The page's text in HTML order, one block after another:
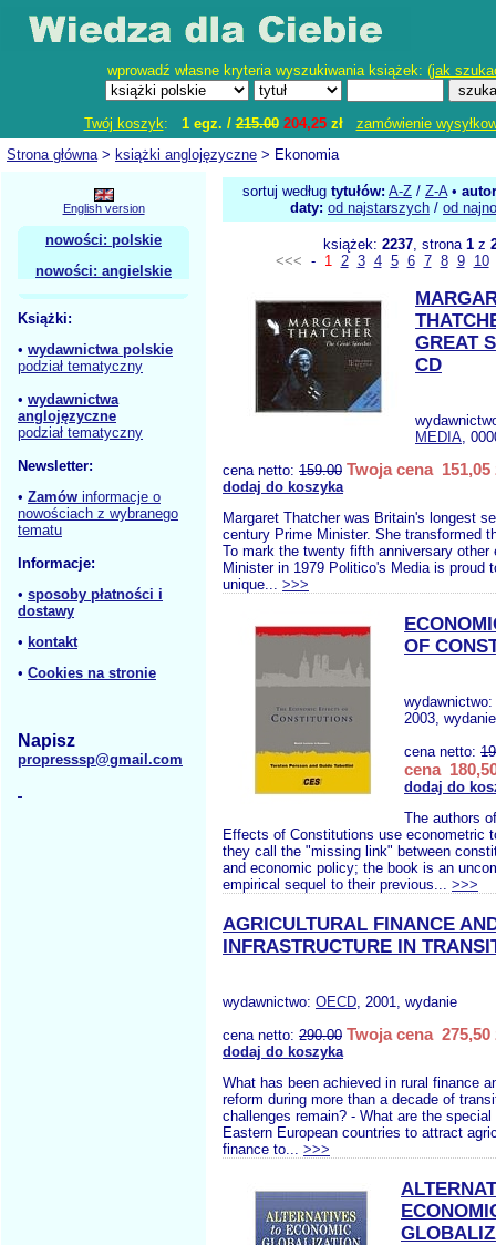
wprowadź własne kryteria wyszukiwania książek: (jak
Twój koszyk: 1 egz. /215.00 204,25zł
zamówienie
Strona główna> książki anglojęzyczne > Ekonomia
English version
nowości: polskie
nowości: angielskie
Książki:
• wydawnictwa polskie
podział tematyczny
• wydawnictwa
anglojęzyczne
podział tematyczny
Newsletter:
• Zamów informacje o
nowościach z wybranego
tematu
Informacje:
• sposoby płatności i
dostawy
• kontakt
• Cookies na stronie
Napisz
propresssp@gmail.com
sortuj według tytułów: A-Z / Z-A•
daty: od najstarszych / od
książek: 2237, strona 1z
<<< - 1 2 3 4 5 6 7 8 9 10
GREAT
CD
MEDIA,
cena netto: 159.00 Twoja cena 151,05
dodaj do koszyka
Margaret Thatcher was Britain's longest
century Prime Minister. She transformed
To mark the twenty fifth anniversary other
Minister in 1979 Politico's Media is proud
unique... >>>
OF
wydawnictwo:
2003,
cena netto:
cena
dodaj do
The authors
Effects of Constitutions use econometric
they call the "missing link" between
and economic policy; the book is an
empirical sequel to their previous... >>>
AGRICULTURAL FINANCE
INFRASTRUCTURE IN
wydawnictwo: OECD, 2001, wydanie
cena netto: 290.00 Twoja cena 275,50
dodaj do koszyka
What has been achieved in rural finance
reform during more than a decade of
challenges remain? - What are the
Eastern European countries to attract
finance to... >>>